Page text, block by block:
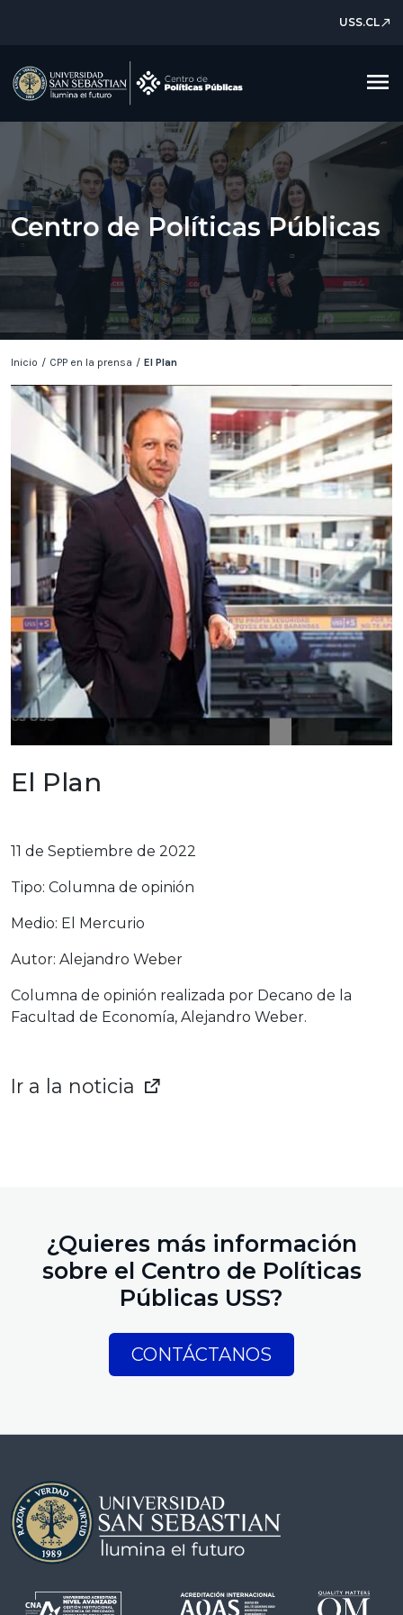
USS.CLnorth_east
menu
Centro de Políticas Públicas
Inicio / CPP en la prensa / El Plan
El Plan
11 de Septiembre de 2022
Tipo: Columna de opinión
Medio: El Mercurio
Autor: Alejandro Weber
Columna de opinión realizada por Decano de la
Facultad de Economía, Alejandro Weber.
Ir a la noticia
¿Quieres más información
sobre el Centro de Políticas
Públicas USS?
CONTÁCTANOS